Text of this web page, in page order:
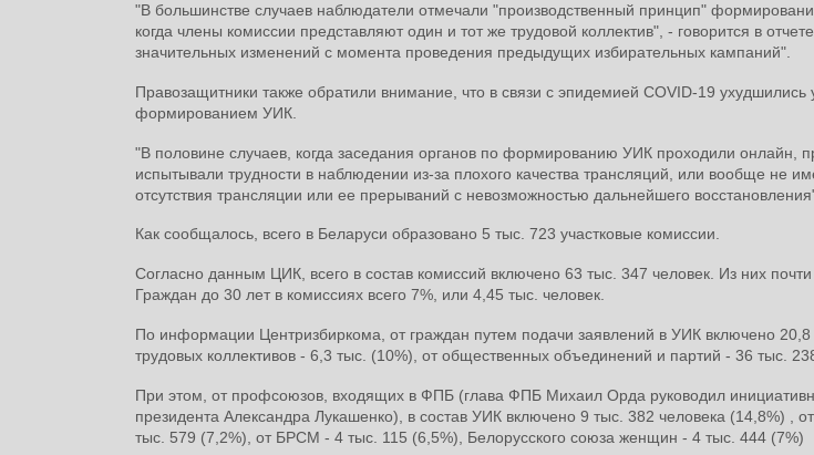
"В большинстве случаев наблюдатели отмечали "производственный принцип"
когда члены комиссии представляют один и тот же трудовой коллектив", - говорится в
значительных изменений с момента проведения предыдущих избирательных кампаний".
Правозащитники также обратили внимание, что в связи с эпидемией COVID-19
формированием УИК.
"В половине случаев, когда заседания органов по формированию УИК проходили онлайн,
испытывали трудности в наблюдении из-за плохого качества трансляций, или вообще не
отсутствия трансляции или ее прерываний с невозможностью дальнейшего
Как сообщалось, всего в Беларуси образовано 5 тыс. 723 участковые комиссии.
Согласно данным ЦИК, всего в состав комиссий включено 63 тыс. 347 человек. Из них
Граждан до 30 лет в комиссиях всего 7%, или 4,45 тыс. человек.
По информации Центризбиркома, от граждан путем подачи заявлений в УИК включено 20,8
трудовых коллективов - 6,3 тыс. (10%), от общественных объединений и партий - 36 тыс.
При этом, от профсоюзов, входящих в ФПБ (глава ФПБ Михаил Орда руководил
президента Александра Лукашенко), в состав УИК включено 9 тыс. 382 человека (14,8%) ,
тыс. 579 (7,2%), от БРСМ - 4 тыс. 115 (6,5%), Белорусского союза женщин - 4 тыс. 444 (7%)